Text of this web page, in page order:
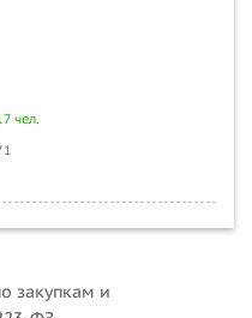
чел.
закупкам и